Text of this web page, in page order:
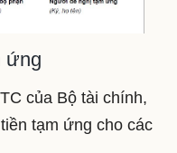
ứng
của Bộ tài chính,
tạm ứng cho các